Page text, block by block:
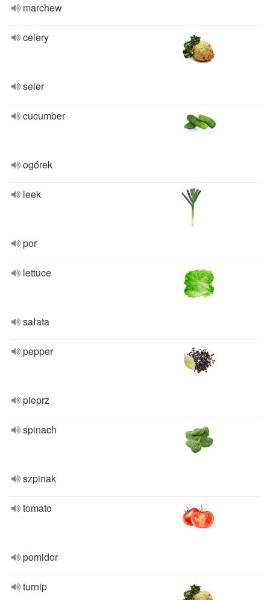
marchew
celery
seler
cucumber
ogórek
leek
por
lettuce
sałata
pepper
pieprz
spinach
szpinak
tomato
pomidor
turnip